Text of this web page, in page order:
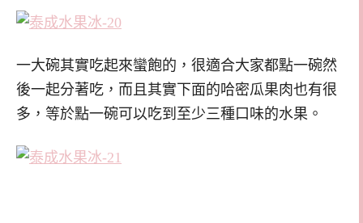
一大碗其實吃起來蠻飽的，很適合大家都點一碗然
後一起分著吃，而且其實下面的哈密瓜果肉也有很
多，等於點一碗可以吃到至少三種口味的水果。